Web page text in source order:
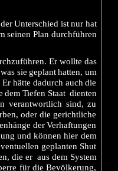
Unterschied ist nur hat
seinen Plan durchführen
Er wollte das
sie geplant hatten, um
hätte dadurch auch die
dem Tiefen Staat dienten
verantwortlich sind, zu
oder die gerichtliche
der Verhaftungen
und können hier dem
geplanten Shut
die er aus dem System
für die Bevölkerung,